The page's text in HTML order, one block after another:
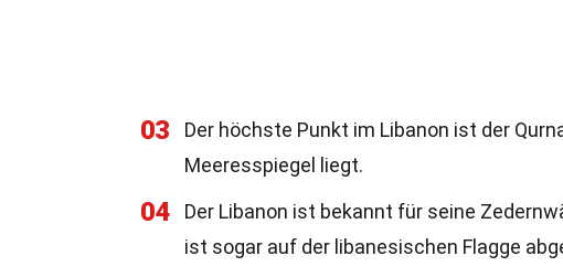
03
Der höchste Punkt im Libanon ist der
Meeresspiegel liegt.
04
Der Libanon ist bekannt für seine
ist sogar auf der libanesischen Flagge